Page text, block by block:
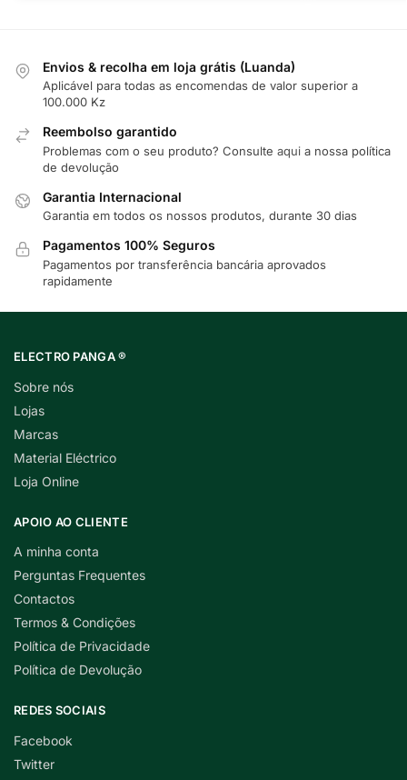
Envios & recolha em loja grátis (Luanda)
Aplicável para todas as encomendas de valor superior a
100.000 Kz
Reembolso garantido
Problemas com o seu produto? Consulte aqui a nossa política
de devolução
Garantia Internacional
Garantia em todos os nossos produtos, durante 30 dias
Pagamentos 100% Seguros
Pagamentos por transferência bancária aprovados
rapidamente
ELECTRO PANGA ®
Sobre nós
Lojas
Marcas
Material Eléctrico
Loja Online
APOIO AO CLIENTE
A minha conta
Perguntas Frequentes
Contactos
Termos & Condições
Política de Privacidade
Política de Devolução
REDES SOCIAIS
Facebook
Twitter